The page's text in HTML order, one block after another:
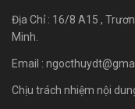
Địa Chỉ : 16/8 A15 ,
Minh.
Email :
Chịu trách nhiệm nội